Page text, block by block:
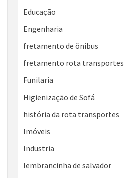
Educação
Engenharia
fretamento de ônibus
fretamento rota transportes
Funilaria
Higienização de Sofá
história da rota transportes
Imóveis
Industria
lembrancinha de salvador